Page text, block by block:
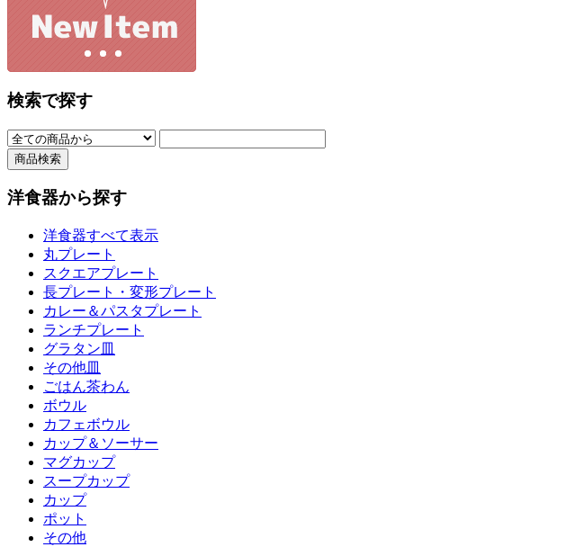
検索で探す
洋食器から探す
洋食器すべて表示
丸プレート
スクエアプレート
長プレート・変形プレート
カレー＆パスタプレート
ランチプレート
グラタン皿
その他皿
ごはん茶わん
ボウル
カフェボウル
カップ＆ソーサー
マグカップ
スープカップ
カップ
ポット
その他